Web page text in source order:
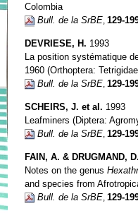
Colombia
Bull. de la SrBE,129-
DEVRIESE, H. 1993
La position systématique
1960 (Orthoptera:
Bull. de la SrBE,129-
SCHEIRS, J. et al. 1993
Leafminers (Diptera:
Bull. de la SrBE,129-
FAIN, A. & DRUGMAND,
Notes on the genus
and species from
Bull. de la SrBE ,129-